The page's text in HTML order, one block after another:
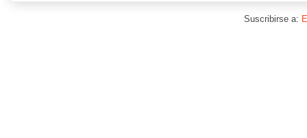
Suscribirse a: